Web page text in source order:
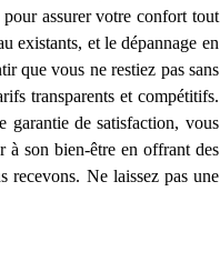
assurer votre confort tout
existants, et le dépannage en
que vous ne restiez pas sans
transparents et compétitifs.
garantie de satisfaction, vous
à son bien-être en offrant des
recevons. Ne laissez pas une